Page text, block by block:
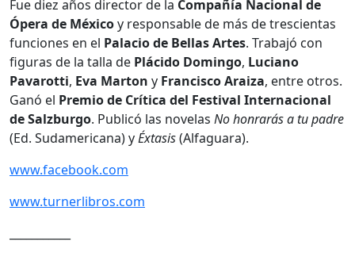
Fue diez años director de la Compañía Nacional de
Ópera de Méxicoy responsable de más de trescientas
funciones en el Palacio de Bellas Artes. Trabajó con
figuras de la talla de Plácido Domingo, Luciano
Pavarotti, Eva Marton y Francisco Araiza, entre otros.
Ganó el Premio de Crítica del Festival Internacional
de Salzburgo. Publicó las novelas No honrarás a tu padre
(Ed. Sudamericana) yÉxtasis(Alfaguara).
www.facebook.com
www.turnerlibros.com